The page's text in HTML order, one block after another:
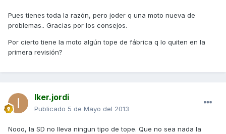
Pues tienes toda la razón, pero joder q una moto nueva de
problemas.. Gracias por los consejos.
Por cierto tiene la moto algún tope de fábrica q lo quiten en la
primera revisión?
Iker.jordi
Publicado 5 de Mayo del 2013
Nooo, la SD no lleva ningun tipo de tope. Que no sea nada la